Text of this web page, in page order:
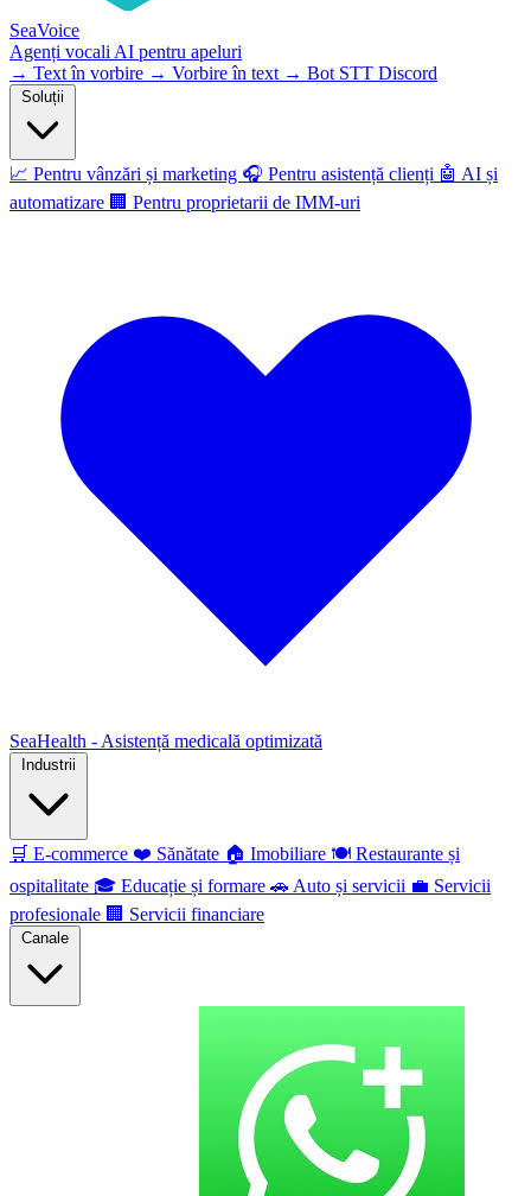
SeaVoice
Agenți vocali AI pentru apeluri
→ Text în vorbire → Vorbire în text → Bot STT Discord
📈 Pentru vânzări și marketing 🎧 Pentru asistență clienți 🤖 AI și
automatizare 🏢 Pentru proprietarii de IMM-uri
SeaHealth - Asistență medicală optimizată
🛒 E-commerce ❤️ Sănătate 🏠 Imobiliare 🍽️ Restaurante și
ospitalitate 🎓 Educație și formare 🚗 Auto și servicii 💼 Servicii
profesionale 🏢 Servicii financiare